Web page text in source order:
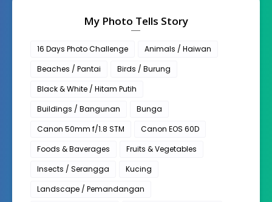
My Photo Tells Story
16 Days Photo Challenge
Animals / Haiwan
Beaches / Pantai
Birds / Burung
Black & White / Hitam Putih
Buildings / Bangunan
Bunga
Canon 50mm f/1.8 STM
Canon EOS 60D
Foods & Baverages
Fruits & Vegetables
Insects / Serangga
Kucing
Landscape / Pemandangan